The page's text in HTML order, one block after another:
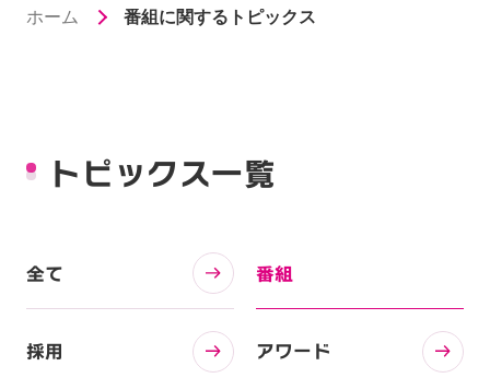
ホーム 番組に関するトピックス
トピックス一覧
全て 番組
採用 アワード